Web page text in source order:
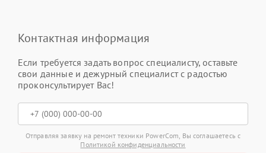
Контактная информация
Если требуется задать вопрос специалисту, оставьте
свои данные и дежурный специалист с радостью
проконсультирует Вас!
Отправляя заявку на ремонт техники PowerCom, Вы соглашаетесь с
Политикой конфиденциальности